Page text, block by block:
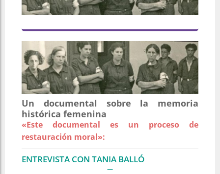
Un documental sobre la memoria
histórica femenina
«Este documental es un proceso de
restauración moral»:
ENTREVISTA CON TANIA BALLÓ